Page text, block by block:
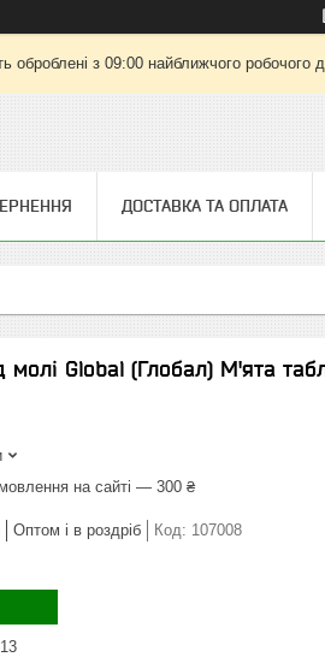
з 09:00 найближчого робочого
ДОСТАВКА ТА ОПЛАТА
молі Global (Глобал) М'ята
на сайті — 300 ₴
Оптом і в роздріб Код: 107008